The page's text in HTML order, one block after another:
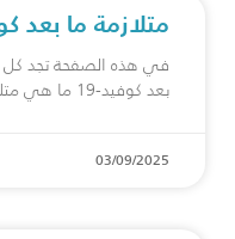
متلازمة ما بعد
في هذه الصفحة تجد كل
بعد كوفيد-19 ما هي متلازمة ما بعد كوفيد-19؟
03/09/2025